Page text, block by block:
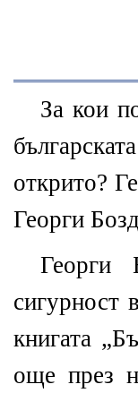
За кои
открито?
Георги
Георги
сигурност
книгата
още през